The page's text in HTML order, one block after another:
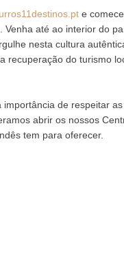
e
Venha até ao interior do
nesta cultura
recuperação do turismo
importância de respeitar
abrir os nossos
tem para oferecer.